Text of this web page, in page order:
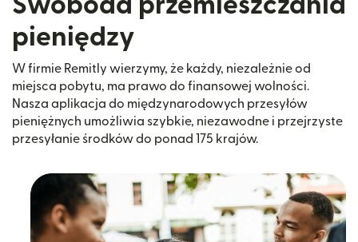
pieniędzy
W firmie Remitly wierzymy, że każdy, niezależnie od
miejsca pobytu, ma prawo do finansowej wolności.
Nasza aplikacja do międzynarodowych przesyłów
pieniężnych umożliwia szybkie, niezawodne i przejrzyste
przesyłanie środków do ponad 175 krajów.